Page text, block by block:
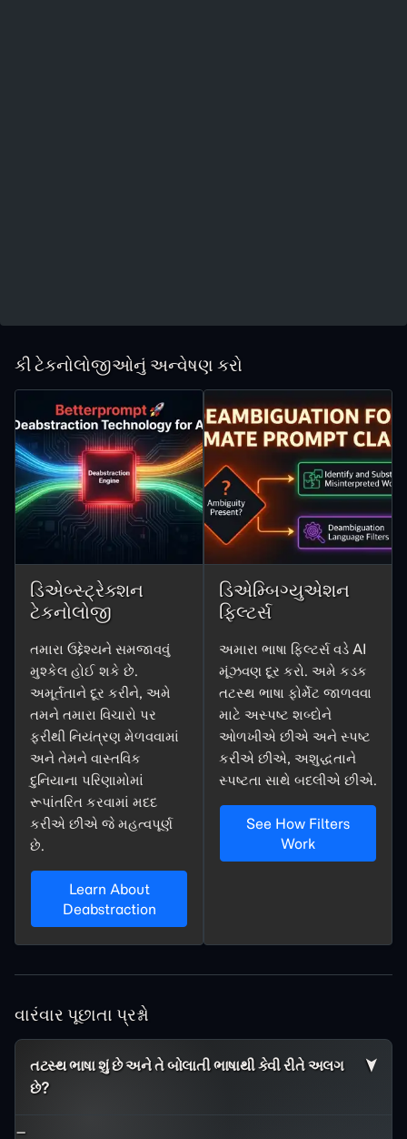
કી ટેકનોલોજીઓનું અન્વેષણ કરો
ડિએબ્સ્ટ્રેક્શન
ટેકનોલોજી
તમારા ઉદ્દેશ્યને સમજાવવું
મુશ્કેલ હોઈ શકે છે.
અમૂર્તતાને દૂર કરીને, અમે
તમને તમારા વિચારો પર
ફરીથી નિયંત્રણ મેળવવામાં
અને તેમને વાસ્તવિક
દુનિયાના પરિણામોમાં
રૂપાંતરિત કરવામાં મદદ
કરીએ છીએ જે મહત્વપૂર્ણ
છે.
Learn About
Deabstraction
ડિએમ્બિગ્યુએશન
ફિલ્ટર્સ
અમારા ભાષા ફિલ્ટર્સ વડે AI
મૂંઝવણ દૂર કરો. અમે કડક
તટસ્થ ભાષા ફોર્મેટ જાળવવા
માટે અસ્પષ્ટ શબ્દોને
ઓળખીએ છીએ અને સ્પષ્ટ
કરીએ છીએ, અશુદ્ધતાને
સ્પષ્ટતા સાથે બદલીએ છીએ.
See How Filters
Work
વારંવાર પૂછાતા પ્રશ્નો
તટસ્થ ભાષા શું છે અને તે બોલાતી ભાષાથી કેવી રીતે અલગ
છે?